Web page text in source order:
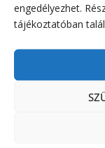
engedélyezhet.
tájékoztatóban